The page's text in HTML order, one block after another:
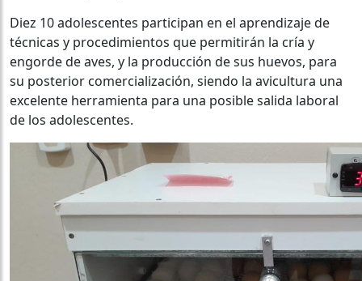
Diez 10 adolescentes participan en el aprendizaje de
técnicas y procedimientos que permitirán la cría y
engorde de aves, y la producción de sus huevos, para
su posterior comercialización, siendo la avicultura una
excelente herramienta para una posible salida laboral
de los adolescentes.